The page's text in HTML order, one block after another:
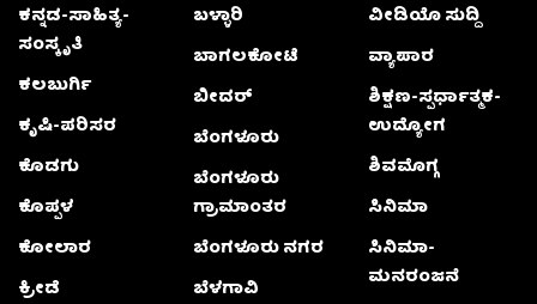
ಕನ್ನಡ-ಸಾಹಿತ್ಯ-
ಸಂಸ್ಕೃತಿ
ಕಲಬುರ್ಗಿ
ಕೃಷಿ-ಪರಿಸರ
ಕೊಡಗು
ಕೊಪ್ಪಳ
ಕೋಲಾರ
ಕ್ರೀಡೆ
ಬಳ್ಳಾರಿ
ಬಾಗಲಕೋಟೆ
ಬೀದರ್
ಬೆಂಗಳೂರು
ಬೆಂಗಳೂರು
ಗ್ರಾಮಾಂತರ
ಬೆಂಗಳೂರು ನಗರ
ಬೆಳಗಾವಿ
ವೀಡಿಯೊ ಸುದ್ದಿ
ವ್ಯಾಪಾರ
ಶಿಕ್ಷಣ-ಸ್ಪರ್ಧಾತ್ಮಕ-
ಉದ್ಯೋಗ
ಶಿವಮೊಗ್ಗ
ಸಿನಿಮಾ
ಸಿನಿಮಾ-
ಮನರಂಜನೆ